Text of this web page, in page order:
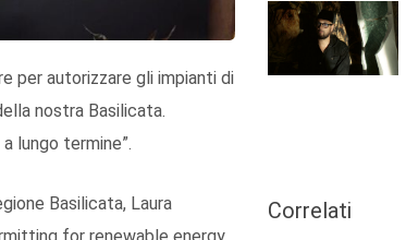
per autorizzare gli impianti di
nostra Basilicata.
lungo termine”.
Basilicata, Laura
for renewable energy
Correlati